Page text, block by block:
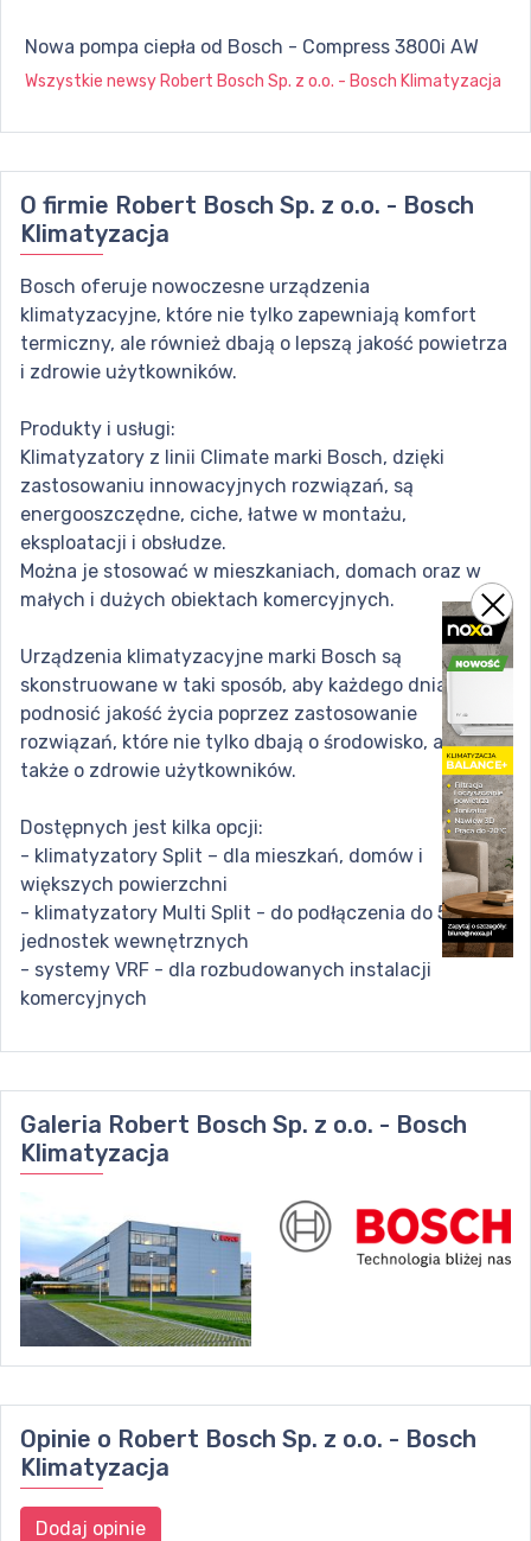
Nowa pompa ciepła od Bosch - Compress 3800i AW
Wszystkie newsy Robert Bosch Sp. z o.o. - Bosch Klimatyzacja
O firmie Robert Bosch Sp. z o.o. - Bosch
Klimatyzacja
Bosch oferuje nowoczesne urządzenia
klimatyzacyjne, które nie tylko zapewniają komfort
termiczny, ale również dbają o lepszą jakość powietrza
i zdrowie użytkowników.
Produkty i usługi:
Klimatyzatory z linii Climate marki Bosch, dzięki
zastosowaniu innowacyjnych rozwiązań, są
energooszczędne, ciche, łatwe w montażu,
eksploatacji i obsłudze.
Można je stosować w mieszkaniach, domach oraz w
małych i dużych obiektach komercyjnych.
Urządzenia klimatyzacyjne marki Bosch są
skonstruowane w taki sposób, aby każdego dnia
podnosić jakość życia poprzez zastosowanie
rozwiązań, które nie tylko dbają o środowisko, ale
także o zdrowie użytkowników.
Dostępnych jest kilka opcji:
- klimatyzatory Split – dla mieszkań, domów i
większych powierzchni
- klimatyzatory Multi Split - do podłączenia do 5
jednostek wewnętrznych
- systemy VRF - dla rozbudowanych instalacji
komercyjnych
Galeria Robert Bosch Sp. z o.o. - Bosch
Klimatyzacja
Opinie o Robert Bosch Sp. z o.o. - Bosch
Klimatyzacja
Dodaj opinie